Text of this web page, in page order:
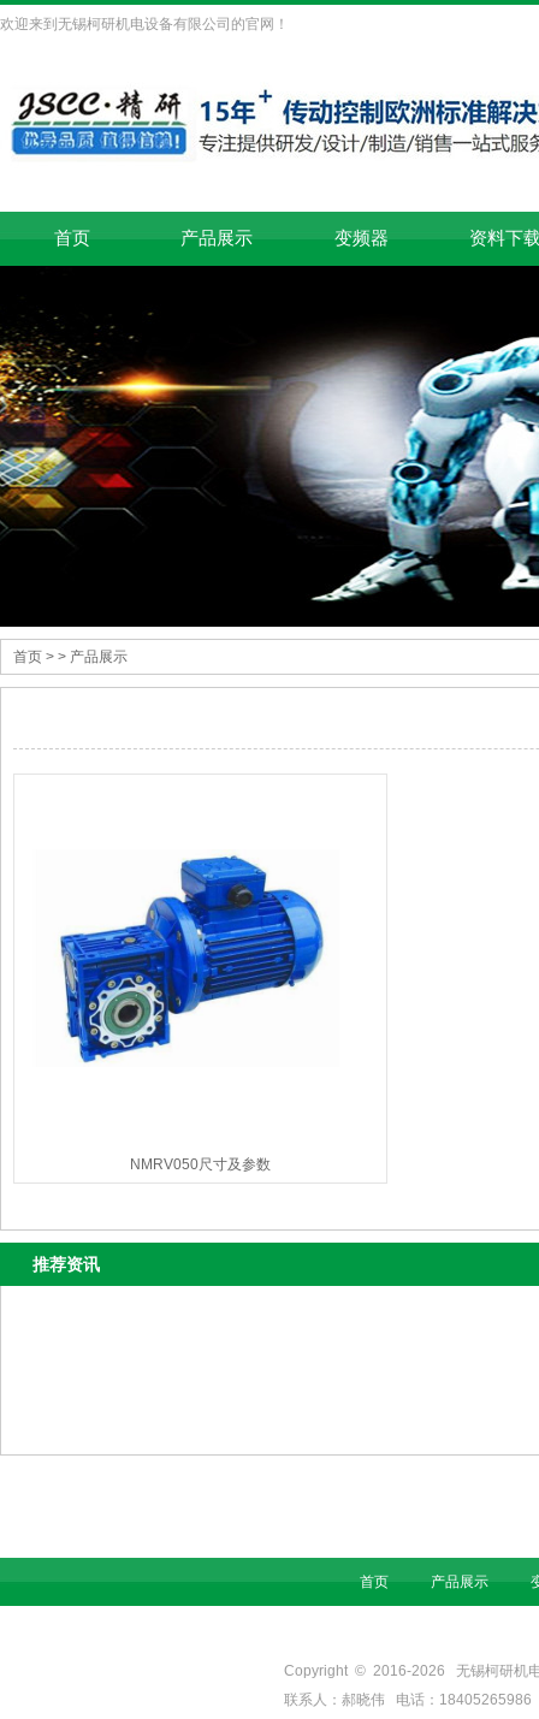
欢迎来到无锡柯研机电设备有限公司的官网！
首页 产品展示 变频器 资料下
首页 > > 产品展示
NMRV050尺寸及参数
推荐资讯
首页 产品展示
Copyright © 2016-2026
无锡柯研机
联系人：郝晓伟 电话：